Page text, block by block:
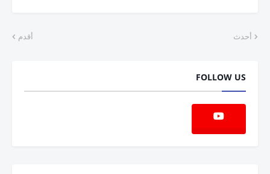
أحدث أقدم
FOLLOW US